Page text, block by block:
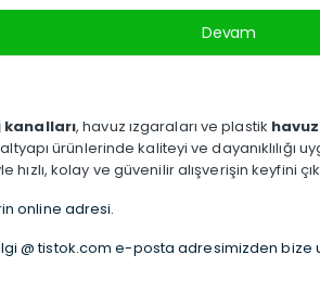
Devam
, havuz ızgaraları ve plastik
ürünlerinde kaliteyi ve dayanıklılığı
hızlı, kolay ve güvenilir alışverişin keyfini
online adresi.
@ tistok.com e-posta adresimizden bize